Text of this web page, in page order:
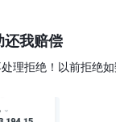
还我赔偿
理拒绝！以前拒绝